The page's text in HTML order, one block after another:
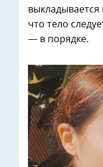
выкладывается
что тело
— в порядке.